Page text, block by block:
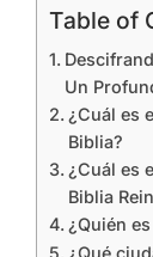
Table of
Un
¿Cuál es
Biblia?
¿Cuál es
Biblia
¿Quién
¿Qué